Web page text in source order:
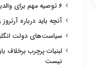
۶ توصیه مهم برای والدین پیش از بازگشایی مدارس
آنچه باید درباره آرتروز
سیاست‌های دولت
لبنیات پرچرب برخلاف
نیست